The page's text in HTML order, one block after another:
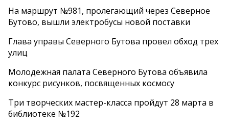
На маршрут №981, пролегающий через Северное
Бутово, вышли электробусы новой поставки
Глава управы Северного Бутова провел обход трех
улиц
Молодежная палата Северного Бутова объявила
конкурс рисунков, посвященных космосу
Три творческих мастер-класса пройдут 28 марта в
библиотеке №192